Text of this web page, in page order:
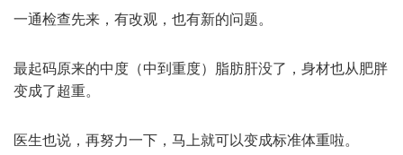
一通检查先来，有改观，也有新的问题。
最起码原来的中度（中到重度）脂肪肝没了，身材也从肥胖
变成了超重。
医生也说，再努力一下，马上就可以变成标准体重啦。